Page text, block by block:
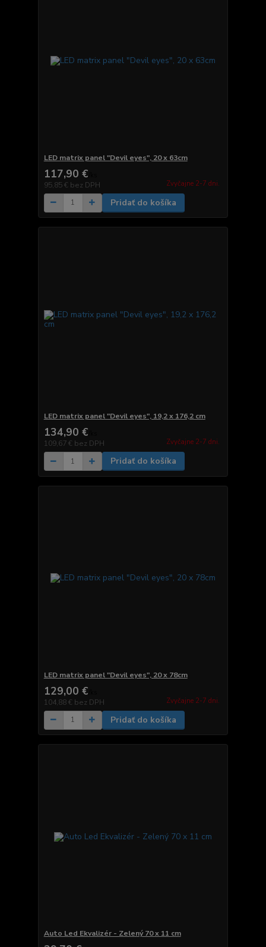
LED matrix panel "Devil eyes", 20 x 63cm
117,90 €
95,85 € bez DPH Zvyčajne 2-7 dni.
Pridať do košíka
LED matrix panel "Devil eyes", 19,2 x 176,2 cm
134,90 €
109,67 € bez DPH Zvyčajne 2-7 dni.
Pridať do košíka
LED matrix panel "Devil eyes", 20 x 78cm
129,00 €
104,88 € bez DPH Zvyčajne 2-7 dni.
Pridať do košíka
Auto Led Ekvalizér - Zelený 70 x 11 cm